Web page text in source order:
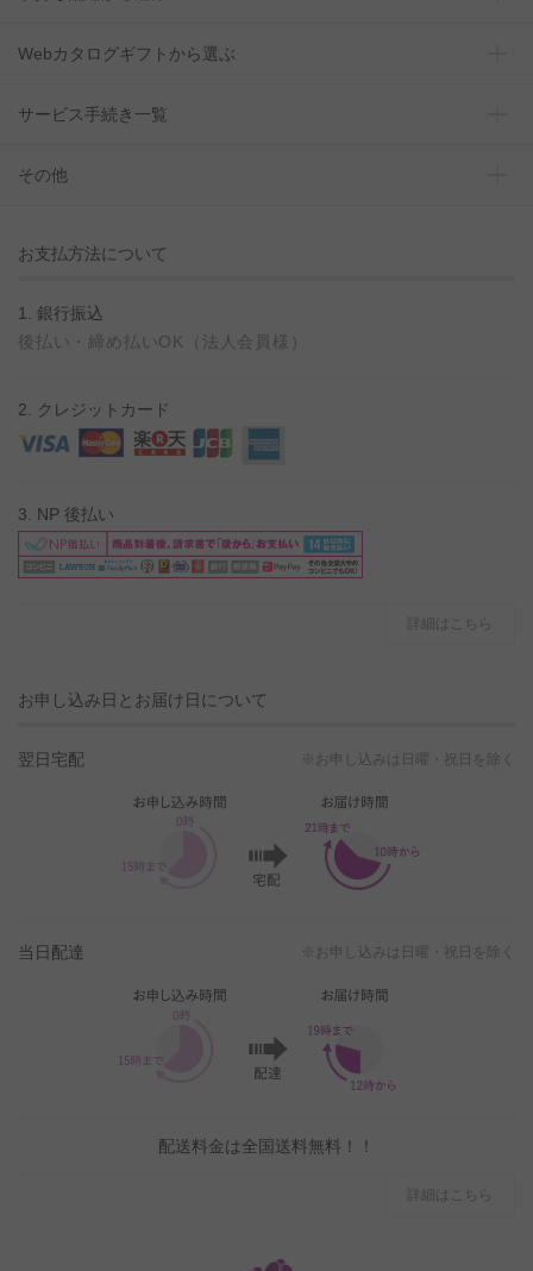
Webカタログギフトから選ぶ
サービス手続き一覧
その他
お支払方法について
1. 銀行振込
後払い・締め払いOK（法人会員様）
2. クレジットカード
3. NP 後払い
詳細はこちら
お申し込み日とお届け日について
翌日宅配 ※お申し込みは日曜・祝日を除く
当日配達 ※お申し込みは日曜・祝日を除く
配送料金は全国送料無料！！
詳細はこちら